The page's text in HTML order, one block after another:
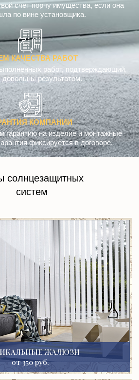
счет порчу имущества, если она
по вине установщика.
КАЧЕСТВА РАБОТ
работ, подтверждающий,
довольны результатом.
КОМПАНИИ
гарантию на изделие и монтажные
фиксируется в договоре.
солнцезащитных
систем
ЖАЛЮЗИ
от 350 руб.